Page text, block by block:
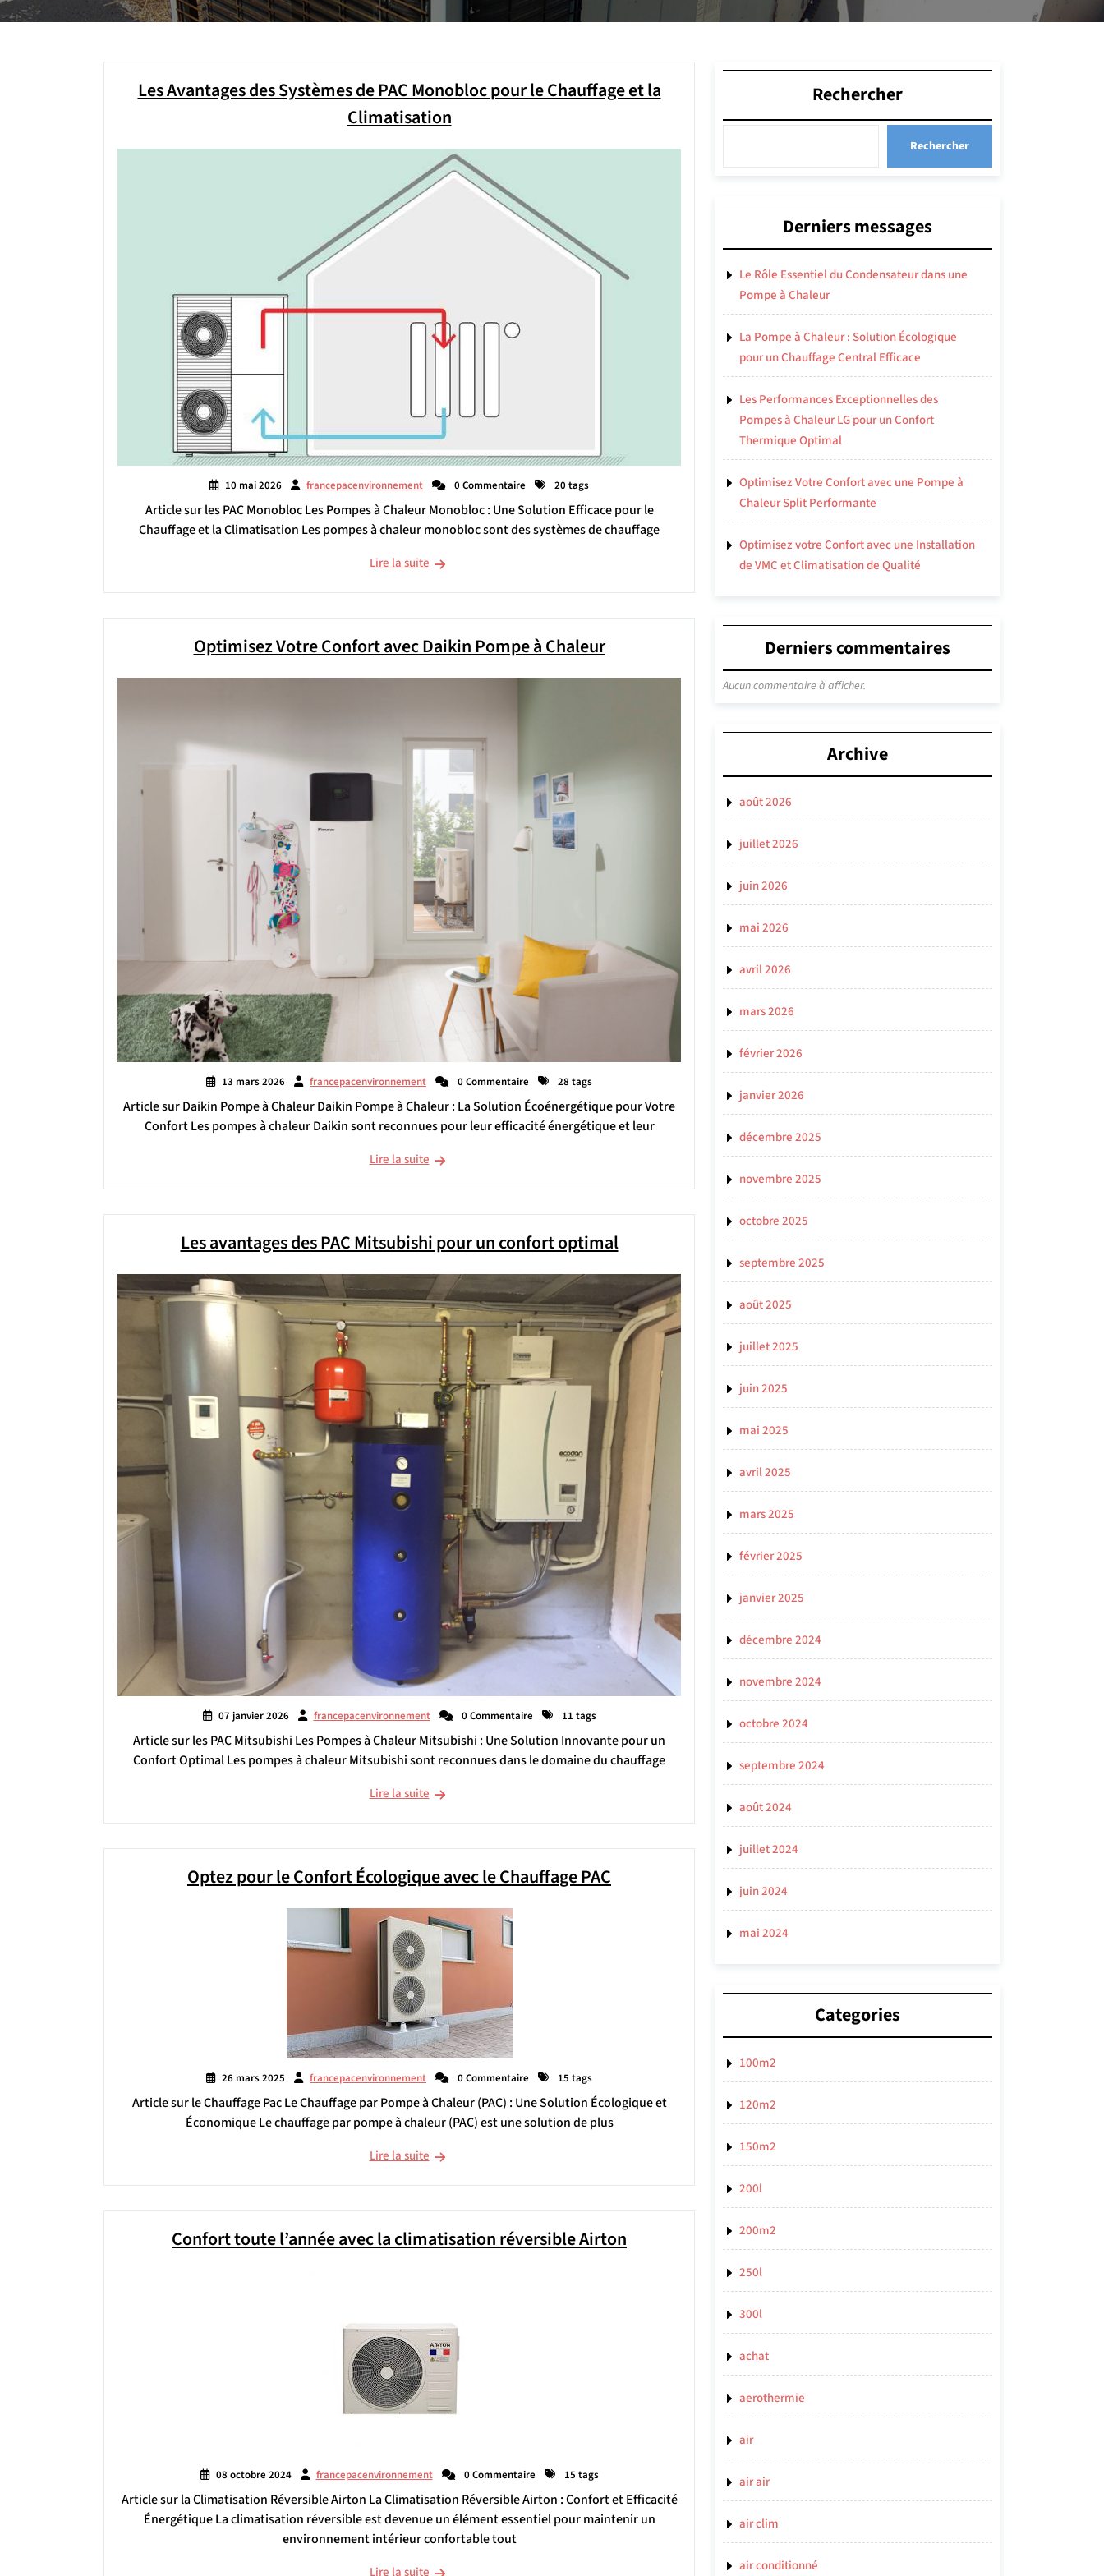
Les Avantages des Systèmes de PAC Monobloc pour le Chauffage et la
Climatisation
10 mai 2026 francepacenvironnement 0 Commentaire 20 tags
Article sur les PAC Monobloc Les Pompes à Chaleur Monobloc : Une Solution Efficace pour le
Chauffage et la Climatisation Les pompes à chaleur monobloc sont des systèmes de chauffage
Lire la suite
Optimisez Votre Confort avec Daikin Pompe à Chaleur
13 mars 2026 francepacenvironnement 0 Commentaire 28 tags
Article sur Daikin Pompe à Chaleur Daikin Pompe à Chaleur : La Solution Écoénergétique pour Votre
Confort Les pompes à chaleur Daikin sont reconnues pour leur efficacité énergétique et leur
Lire la suite
Les avantages des PAC Mitsubishi pour un confort optimal
07 janvier 2026 francepacenvironnement 0 Commentaire 11 tags
Article sur les PAC Mitsubishi Les Pompes à Chaleur Mitsubishi : Une Solution Innovante pour un
Confort Optimal Les pompes à chaleur Mitsubishi sont reconnues dans le domaine du chauffage
Lire la suite
Optez pour le Confort Écologique avec le Chauffage PAC
26 mars 2025 francepacenvironnement 0 Commentaire 15 tags
Article sur le Chauffage Pac Le Chauffage par Pompe à Chaleur (PAC) : Une Solution Écologique et
Économique Le chauffage par pompe à chaleur (PAC) est une solution de plus
Lire la suite
Confort toute l’année avec la climatisation réversible Airton
08 octobre 2024 francepacenvironnement 0 Commentaire 15 tags
Article sur la Climatisation Réversible Airton La Climatisation Réversible Airton : Confort et Efficacité
Énergétique La climatisation réversible est devenue un élément essentiel pour maintenir un
environnement intérieur confortable tout
Rechercher
Rechercher
Derniers messages
Le Rôle Essentiel du Condensateur dans une
Pompe à Chaleur
La Pompe à Chaleur : Solution Écologique
pour un Chauffage Central Efficace
Les Performances Exceptionnelles des
Pompes à Chaleur LG pour un Confort
Thermique Optimal
Optimisez Votre Confort avec une Pompe à
Chaleur Split Performante
Optimisez votre Confort avec une Installation
de VMC et Climatisation de Qualité
Derniers commentaires
Aucun commentaire à afficher.
Archive
août 2026
juillet 2026
juin 2026
mai 2026
avril 2026
mars 2026
février 2026
janvier 2026
décembre 2025
novembre 2025
octobre 2025
septembre 2025
août 2025
juillet 2025
juin 2025
mai 2025
avril 2025
mars 2025
février 2025
janvier 2025
décembre 2024
novembre 2024
octobre 2024
septembre 2024
août 2024
juillet 2024
juin 2024
mai 2024
Categories
100m2
120m2
150m2
200l
200m2
250l
300l
achat
aerothermie
air
air air
air clim
air conditionné